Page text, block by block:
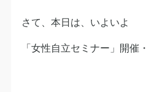
さて、本日は、いよいよ
「女性自立セミナー」開催・